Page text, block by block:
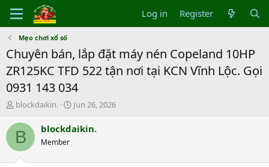
Log in Register
Mẹo chơi xổ số
Chuyên bán, lắp đặt máy nén Copeland 10HP
ZR125KC TFD 522 tận nơi tại KCN Vĩnh Lộc. Gọi
0931 143 034
T
r
e
d
blockdaikin.
S
a
Jun 26, 2026
B blockdaikin.
Member